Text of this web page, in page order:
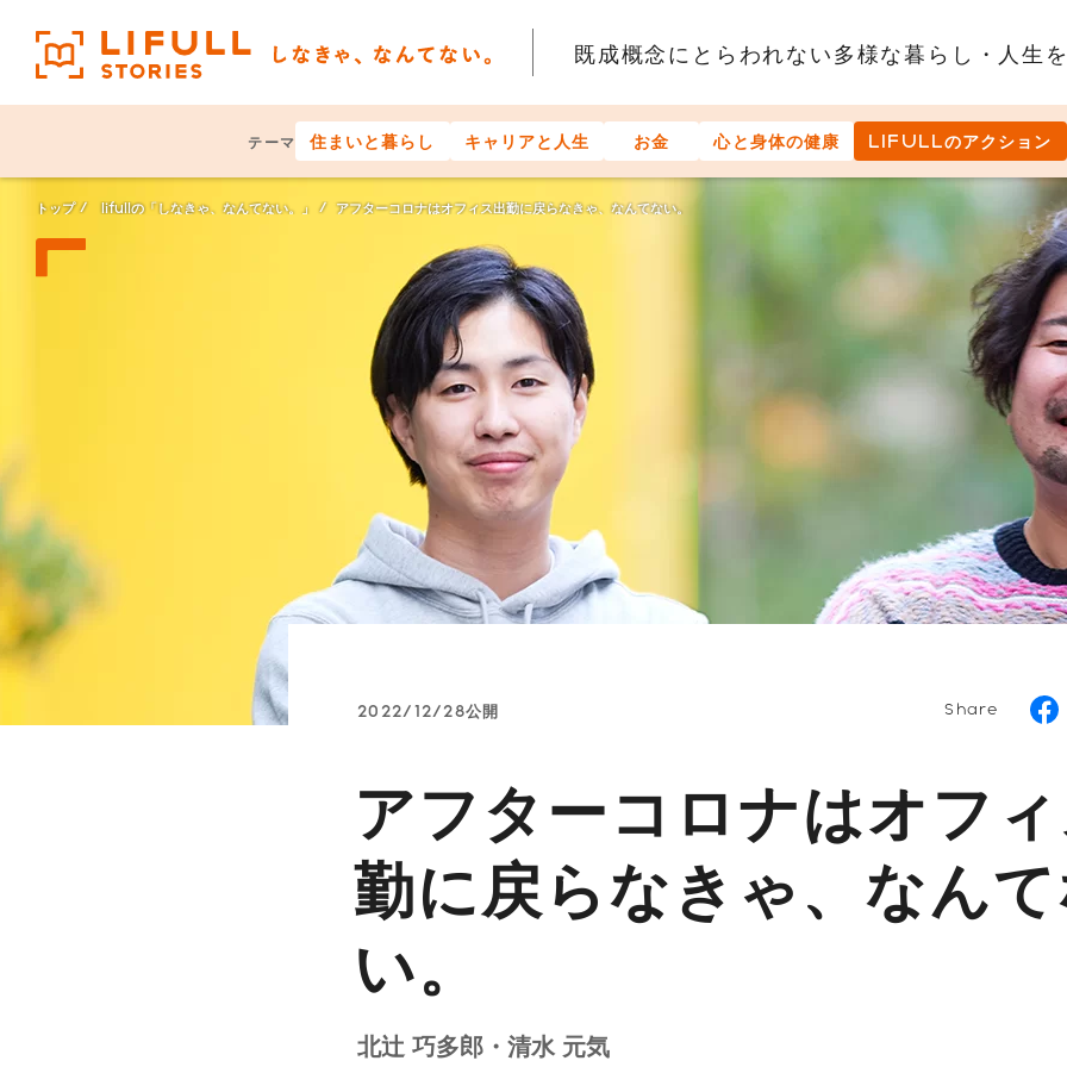
既成概念にとらわれない多様な暮らし・人生
テーマ 住まいと暮らし キャリアと人生 お金 心と身体の健康 LIFULLのアクション
トップ lifullの「しなきゃ、なんてない。」 アフターコロナはオフィス出勤に戻らなきゃ、なんてない。
2022/12/28公開 Share
アフターコロナはオフ
勤に戻らなきゃ、なん
い。
北辻 巧多郎・清水 元気